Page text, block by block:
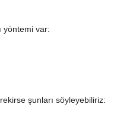
yöntemi var:
şunları söyleyebiliriz: